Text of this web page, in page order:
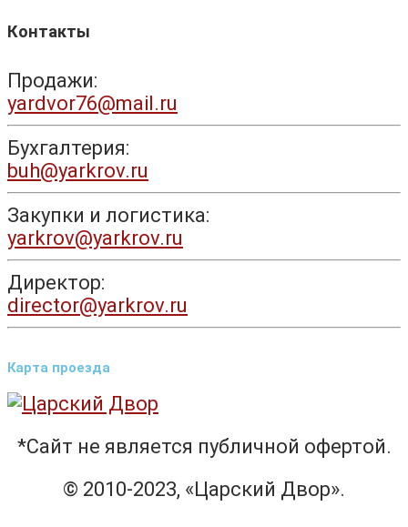
Контакты
Продажи:
yardvor76@mail.ru
Бухгалтерия:
buh@yarkrov.ru
Закупки и логистика:
yarkrov@yarkrov.ru
Директор:
director@yarkrov.ru
Карта проезда
*Сайт не является публичной офертой.
© 2010-2023, «Царский Двор».